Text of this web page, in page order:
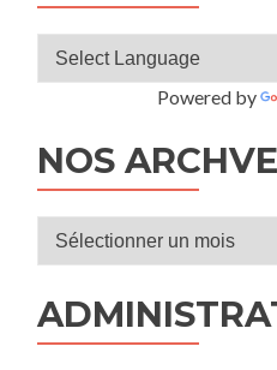
Powered by
NOS
Nos